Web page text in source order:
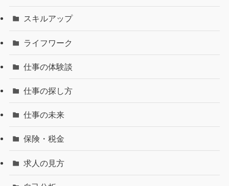
スキルアップ
ライフワーク
仕事の体験談
仕事の探し方
仕事の未来
保険・税金
求人の見方